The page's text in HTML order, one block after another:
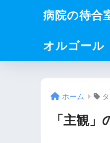
病院の待合
オルゴール
ホーム
「主観」